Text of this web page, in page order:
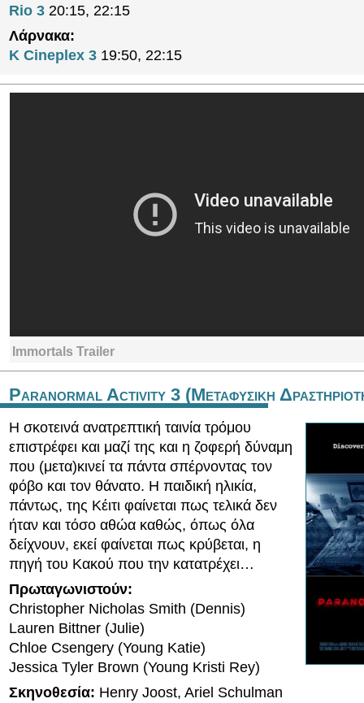
Rio 3 20:15, 22:15
Λάρνακα:
K Cineplex 3 19:50, 22:15
Immortals Trailer
Paranormal Activity 3 (Μεταφυσικη
Η σκοτεινά ανατρεπτική ταινία τρόμου
επιστρέφει και μαζί της και η ζοφερή δύναμη
που (μετα)κινεί τα πάντα σπέρνοντας τον
φόβο και τον θάνατο. Η παιδική ηλικία,
πάντως, της Κέιτι φαίνεται πως τελικά δεν
ήταν και τόσο αθώα καθώς, όπως όλα
δείχνουν, εκεί φαίνεται πως κρύβεται, η
πηγή του Κακού που την κατατρέχει…
Πρωταγωνιστούν:
Christopher Nicholas Smith (Dennis)
Lauren Bittner (Julie)
Chloe Csengery (Young Katie)
Jessica Tyler Brown (Young Kristi Rey)
Σκηνοθεσία: Henry Joost, Ariel Schulman